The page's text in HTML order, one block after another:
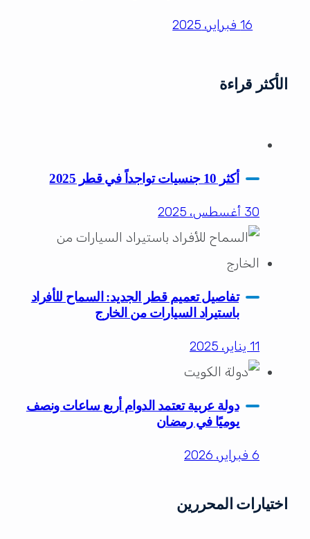
16 فبراير، 2025
الأكثر قراءة
أكثر 10 جنسيات تواجداً في قطر 2025
30 أغسطس، 2025
تفاصيل تعميم قطر الجديد: السماح للأفراد
باستيراد السيارات من الخارج
11 يناير، 2025
دولة عربية تعتمد الدوام أربع ساعات ونصف
يوميًا في رمضان
6 فبراير، 2026
اختيارات المحررين